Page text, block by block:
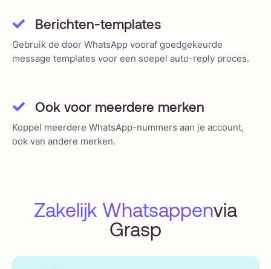
Berichten-templates
Gebruik de door WhatsApp vooraf goedgekeurde
message templates voor een soepel auto-reply proces.
Ook voor meerdere merken
Koppel meerdere WhatsApp-nummers aan je account,
ook van andere merken.
Zakelijk Whatsappenvia
Grasp